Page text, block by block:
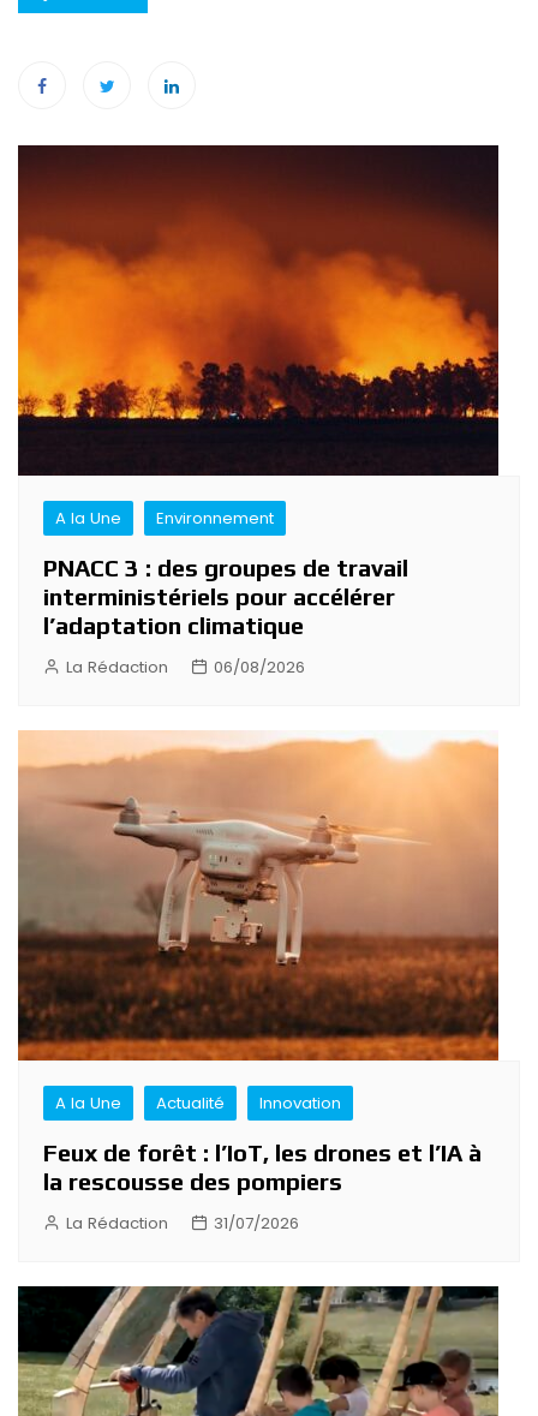
Navigation
de
l’article
A la Une Environnement
PNACC 3 : des groupes de travail
interministériels pour accélérer
l’adaptation climatique
La Rédaction 06/08/2026
A la Une Actualité Innovation
Feux de forêt : l’IoT, les drones et l’IA à
la rescousse des pompiers
La Rédaction 31/07/2026